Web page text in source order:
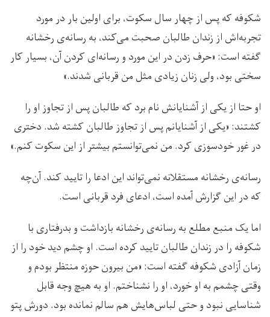
شکوفه که پس از چهار سال سکوت، برای اولین بار در مورد
تجربه‌‌اش از زندان طالبان صحبت می‌کند، به رسانه‌ی رخشانه
گفته است: «حرف زدن در این مورد و رسانه‌ای کردن آن، بسیار کار
سختی بود، ولی زنان زیادی مثل من قربانی شدند.»
او حتا از یکی از آشنایانش نام برد که طالبان پس از تجاوز او را
کشتند: «یکی از آشنایانم پس از تجاوز طالبان کشته شد. دختری
در غور خودسوزی کرد. من نمی‌توانستم بیشتر از این سکوت کنم.»
رسانه‌ی رخشانه مستقلانه نمی‌تواند این ادعا را تایید کند. آن‌چه
که در این گزارش آمده است، ادعای فرد قربانی است.
اما یک منبع مطلع به رسانه‌ی رخشانه بازداشت و بدرفتاری با
شکوفه را در زندان طالبان تایید کرده است. او چشم دید خود را از
زمان آزادی شکوفه گفته است: «من بیرون حوزه منتظر بودم و
وقتی چشمم به او خورد، او را نشناختم. او به هیچ وجه قابل
شناسایی نبود و حتی لباس‌هایش هم سالم نمانده بود. دورش پتو